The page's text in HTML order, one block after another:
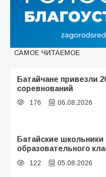
САМОЕ ЧИТАЕМОЕ
Батайчане привезли
соревнований
176 06.08.2026
Батайские
образовательного
122 05.08.2026